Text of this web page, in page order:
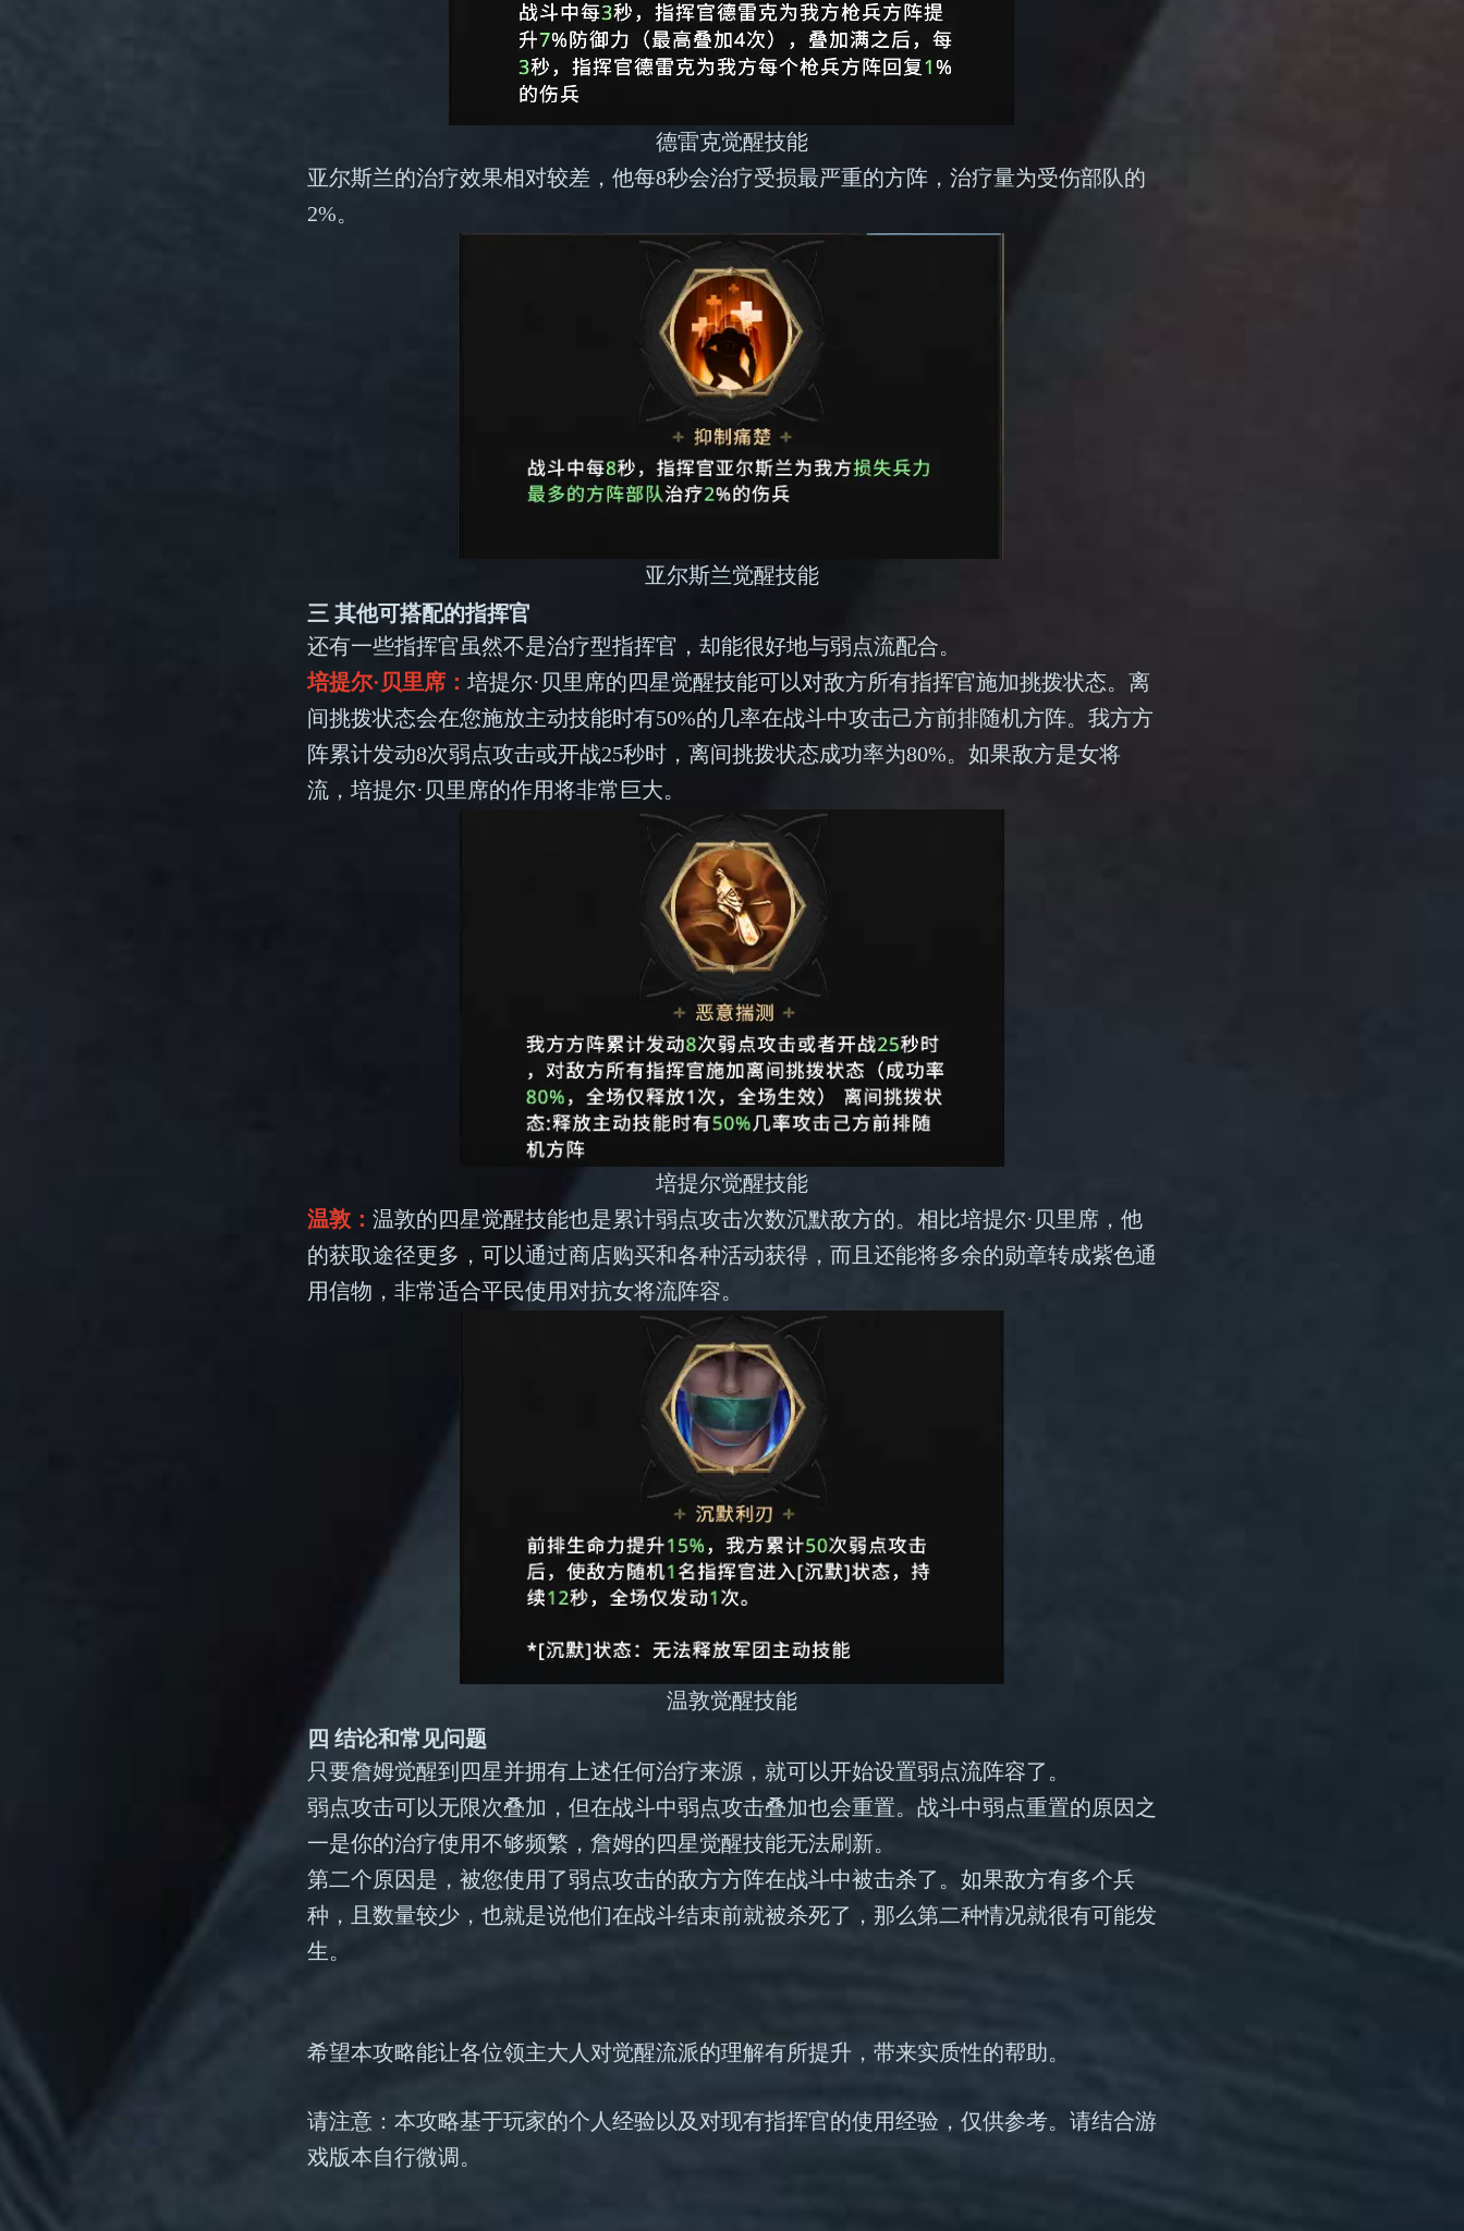
德雷克觉醒技能
亚尔斯兰的治疗效果相对较差，他每8秒会治疗受损最严重的方阵，治疗量为受伤部队的
2%。
亚尔斯兰觉醒技能
三 其他可搭配的指挥官
还有一些指挥官虽然不是治疗型指挥官，却能很好地与弱点流配合。
培提尔·贝里席： 培提尔·贝里席的四星觉醒技能可以对敌方所有指挥官施加挑拨状态。离
间挑拨状态会在您施放主动技能时有50%的几率在战斗中攻击己方前排随机方阵。我方方
阵累计发动8次弱点攻击或开战25秒时，离间挑拨状态成功率为80%。如果敌方是女将
流，培提尔·贝里席的作用将非常巨大。
培提尔觉醒技能
温敦： 温敦的四星觉醒技能也是累计弱点攻击次数沉默敌方的。相比培提尔·贝里席，他
的获取途径更多，可以通过商店购买和各种活动获得，而且还能将多余的勋章转成紫色通
用信物，非常适合平民使用对抗女将流阵容。
温敦觉醒技能
四 结论和常见问题
只要詹姆觉醒到四星并拥有上述任何治疗来源，就可以开始设置弱点流阵容了。
弱点攻击可以无限次叠加，但在战斗中弱点攻击叠加也会重置。战斗中弱点重置的原因之
一是你的治疗使用不够频繁，詹姆的四星觉醒技能无法刷新。
第二个原因是，被您使用了弱点攻击的敌方方阵在战斗中被击杀了。如果敌方有多个兵
种，且数量较少，也就是说他们在战斗结束前就被杀死了，那么第二种情况就很有可能发
生。
希望本攻略能让各位领主大人对觉醒流派的理解有所提升，带来实质性的帮助。
请注意：本攻略基于玩家的个人经验以及对现有指挥官的使用经验，仅供参考。请结合游
戏版本自行微调。